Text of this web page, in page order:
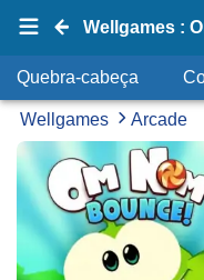
Wellgames :
Quebra-cabeça
Wellgames Arcade